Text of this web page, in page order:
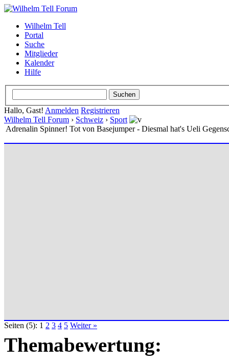
Wilhelm Tell
Portal
Suche
Mitglieder
Kalender
Hilfe
Hallo, Gast! Anmelden Registrieren
Wilhelm Tell Forum › Schweiz › Sport
Adrenalin Spinner! Tot von Basejumper - Diesmal hat's Ueli
Seiten (5): 1 2 3 4 5 Weiter »
Themabewertung: